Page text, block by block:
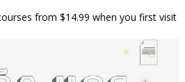
from $14.99 when you first visit